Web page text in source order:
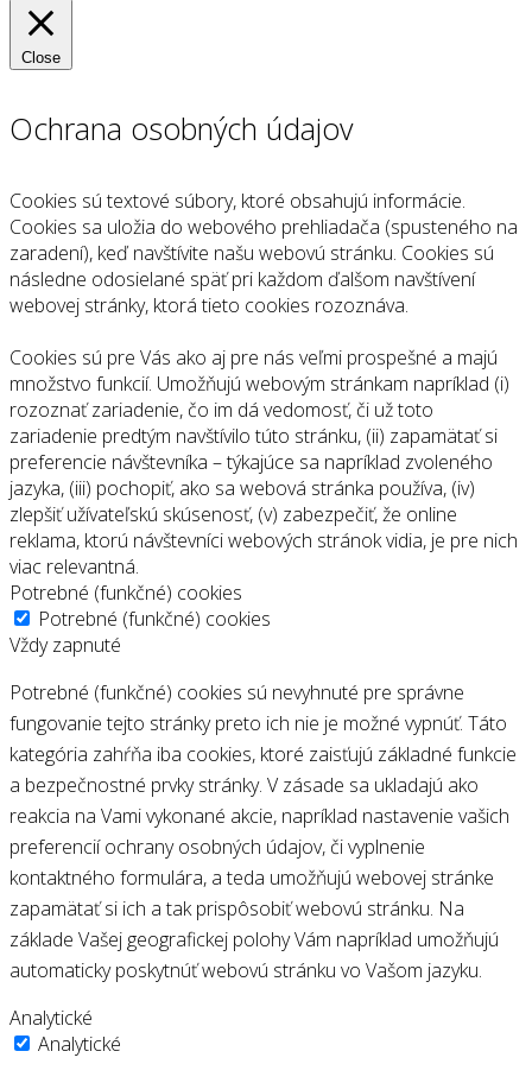
Close
Ochrana osobných údajov
Cookies sú textové súbory, ktoré obsahujú informácie.
Cookies sa uložia do webového prehliadača (spusteného na
zaradení), keď navštívite našu webovú stránku. Cookies sú
následne odosielané späť pri každom ďalšom navštívení
webovej stránky, ktorá tieto cookies rozoznáva.
Cookies sú pre Vás ako aj pre nás veľmi prospešné a majú
množstvo funkcií. Umožňujú webovým stránkam napríklad (i)
rozoznať zariadenie, čo im dá vedomosť, či už toto
zariadenie predtým navštívilo túto stránku, (ii) zapamätať si
preferencie návštevníka – týkajúce sa napríklad zvoleného
jazyka, (iii) pochopiť, ako sa webová stránka používa, (iv)
zlepšiť užívateľskú skúsenosť, (v) zabezpečiť, že online
reklama, ktorú návštevníci webových stránok vidia, je pre nich
viac relevantná.
Potrebné (funkčné) cookies
Potrebné (funkčné) cookies
Vždy zapnuté
Potrebné (funkčné) cookies sú nevyhnuté pre správne
fungovanie tejto stránky preto ich nie je možné vypnúť. Táto
kategória zahŕňa iba cookies, ktoré zaisťujú základné funkcie
a bezpečnostné prvky stránky. V zásade sa ukladajú ako
reakcia na Vami vykonané akcie, napríklad nastavenie vašich
preferencií ochrany osobných údajov, či vyplnenie
kontaktného formulára, a teda umožňujú webovej stránke
zapamätať si ich a tak prispôsobiť webovú stránku. Na
základe Vašej geografickej polohy Vám napríklad umožňujú
automaticky poskytnúť webovú stránku vo Vašom jazyku.
Analytické
Analytické